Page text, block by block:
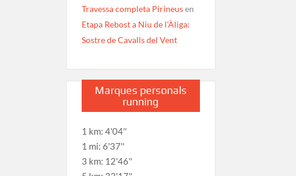
Travessa completa Pirineusen
Etapa Rebost a Niu de l’Àliga:
Sostre de Cavalls del Vent
Marques personals
running
1 km: 4'04''
1 mi: 6'37''
3 km: 12'46''